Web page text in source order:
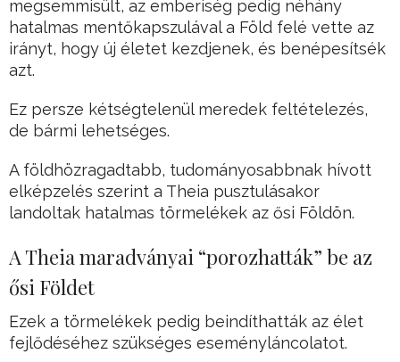
megsemmisült, az emberiség pedig néhány
hatalmas mentőkapszulával a Föld felé vette az
irányt, hogy új életet kezdjenek, és benépesítsék
azt.
Ez persze kétségtelenül meredek feltételezés,
de bármi lehetséges.
A földhözragadtabb, tudományosabbnak hívott
elképzelés szerint a Theia pusztulásakor
landoltak hatalmas törmelékek az ősi Földön.
A Theia maradványai “porozhatták” be az
ősi Földet
Ezek a törmelékek pedig beindíthatták az élet
fejlődéséhez szükséges eseményláncolatot.